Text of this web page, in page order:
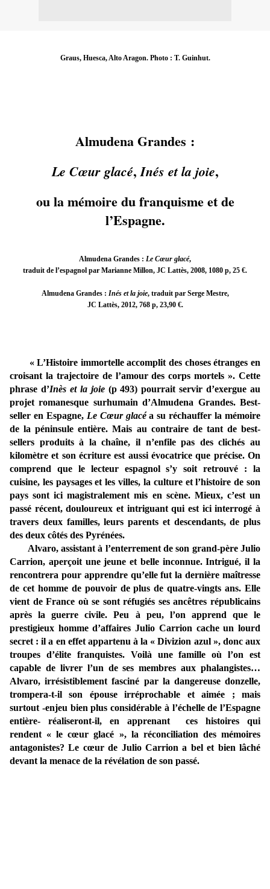
Graus, Huesca, Alto Aragon. Photo : T. Guinhut.
Almudena Grandes :
Le Cœur glacé,Inés et la joie,
ou la mémoire du franquisme et de
l’Espagne.
Almudena Grandes : Le Cœur glacé,
traduit de l’espagnol par Marianne Millon, JC Lattès, 2008, 1080 p, 25 €.
Almudena Grandes : Inés et la joie, traduit par Serge Mestre,
JC Lattès, 2012, 768 p, 23,90 €.
« L’Histoire immortelle accomplit des choses étranges en
croisant la trajectoire de l’amour des corps mortels ». Cette
phrase d’Inès et la joie(p 493) pourrait servir d’exergue au
projet romanesque surhumain d’Almudena Grandes. Best-
seller en Espagne, Le Cœur glacéa su réchauffer la mémoire
de la péninsule entière. Mais au contraire de tant de best-
sellers produits à la chaîne, il n’enfile pas des clichés au
kilomètre et son écriture est aussi évocatrice que précise. On
comprend que le lecteur espagnol s’y soit retrouvé : la
cuisine, les paysages et les villes, la culture et l’histoire de son
pays sont ici magistralement mis en scène. Mieux, c’est un
passé récent, douloureux et intriguant qui est ici interrogé à
travers deux familles, leurs parents et descendants, de plus
des deux côtés des Pyrénées.
Alvaro, assistant à l’enterrement de son grand-père Julio
Carrion, aperçoit une jeune et belle inconnue. Intrigué, il la
rencontrera pour apprendre qu’elle fut la dernière maîtresse
de cet homme de pouvoir de plus de quatre-vingts ans. Elle
vient de France où se sont réfugiés ses ancêtres républicains
après la guerre civile. Peu à peu, l’on apprend que le
prestigieux homme d’affaires Julio Carrion cache un lourd
secret : il a en effet appartenu à la « Divizion azul », donc aux
troupes d’élite franquistes. Voilà une famille où l’on est
capable de livrer l’un de ses membres aux phalangistes…
Alvaro, irrésistiblement fasciné par la dangereuse donzelle,
trompera-t-il son épouse irréprochable et aimée ; mais
surtout -enjeu bien plus considérable à l’échelle de l’Espagne
entière- réaliseront-il, en apprenant ces histoires qui
rendent « le cœur glacé », la réconciliation des mémoires
antagonistes? Le cœur de Julio Carrion a bel et bien lâché
devant la menace de la révélation de son passé.